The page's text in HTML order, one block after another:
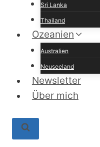
Sri Lanka
Thailand
Ozeanien
Australien
Neuseeland
Newsletter
Über mich